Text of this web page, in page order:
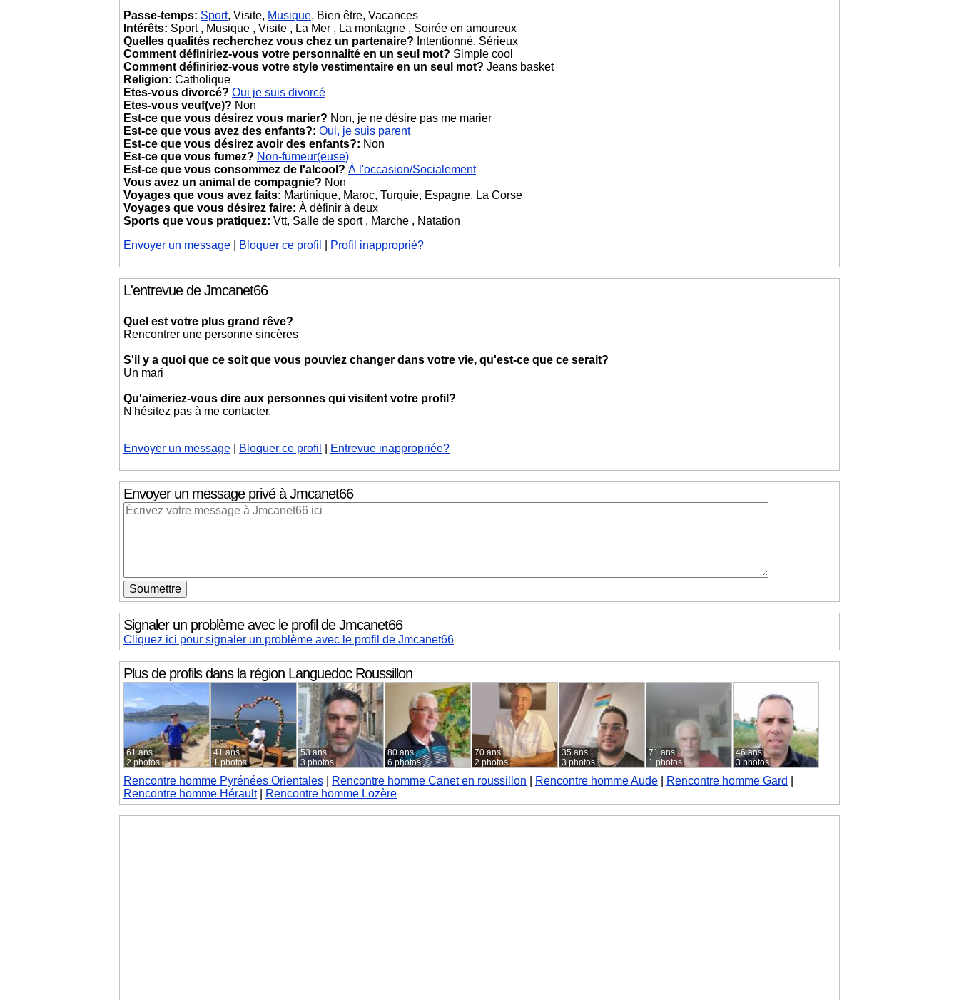
Passe-temps: Sport, Visite, Musique, Bien être, Vacances
Intérêts: Sport , Musique , Visite , La Mer , La montagne , Soirée en amoureux
Quelles qualités recherchez vous chez un partenaire? Intentionné, Sérieux
Comment définiriez-vous votre personnalité en un seul mot? Simple cool
Comment définiriez-vous votre style vestimentaire en un seul mot? Jeans basket
Religion: Catholique
Etes-vous divorcé? Oui je suis divorcé
Etes-vous veuf(ve)? Non
Est-ce que vous désirez vous marier? Non, je ne désire pas me marier
Est-ce que vous avez des enfants?: Oui, je suis parent
Est-ce que vous désirez avoir des enfants?: Non
Est-ce que vous fumez? Non-fumeur(euse)
Est-ce que vous consommez de l'alcool? À l'occasion/Socialement
Vous avez un animal de compagnie? Non
Voyages que vous avez faits: Martinique, Maroc, Turquie, Espagne, La Corse
Voyages que vous désirez faire: À définir à deux
Sports que vous pratiquez: Vtt, Salle de sport , Marche , Natation
Envoyer un message
Bloquer ce profil Profil inapproprié?
L'entrevue de Jmcanet66
Quel est votre plus grand rêve?
Rencontrer une personne sincères
S'il y a quoi que ce soit que vous pouviez changer dans votre vie, qu'est-ce que ce serait?
Un mari
Qu'aimeriez-vous dire aux personnes qui visitent votre profil?
N'hésitez pas à me contacter.
Envoyer un message Bloquer ce profil Entrevue inappropriée?
Envoyer un message privéà Jmcanet66
Signaler un problème avec le profil de Jmcanet66
Cliquez ici pour signaler un problème avec le profil de Jmcanet66
Plus de profils dans la région Languedoc Roussillon
61 ans
2 photos
41 ans
1 photos
53 ans
3 photos
80 ans
6 photos
70 ans
2 photos
35 ans
3 photos
71 ans
1 photos
46 ans
3 photos
Rencontre homme Pyrénées Orientales Rencontre homme Canet en roussillon Rencontre homme Aude Rencontre homme Gard
Rencontre homme Hérault| Rencontre homme Lozère